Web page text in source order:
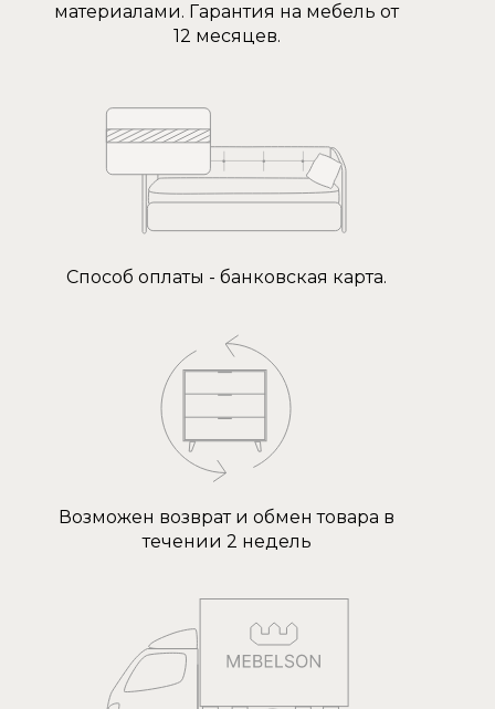
материалами. Гарантия на мебель от
12 месяцев.
Способ оплаты - банковская карта.
Возможен возврат и обмен товара в
течении 2 недель